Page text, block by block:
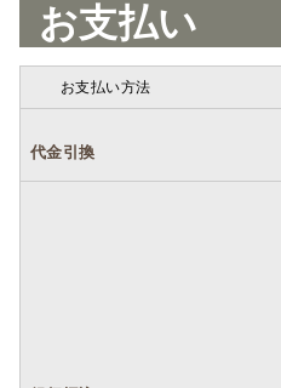
お支払い
お支払い方法
代金引換